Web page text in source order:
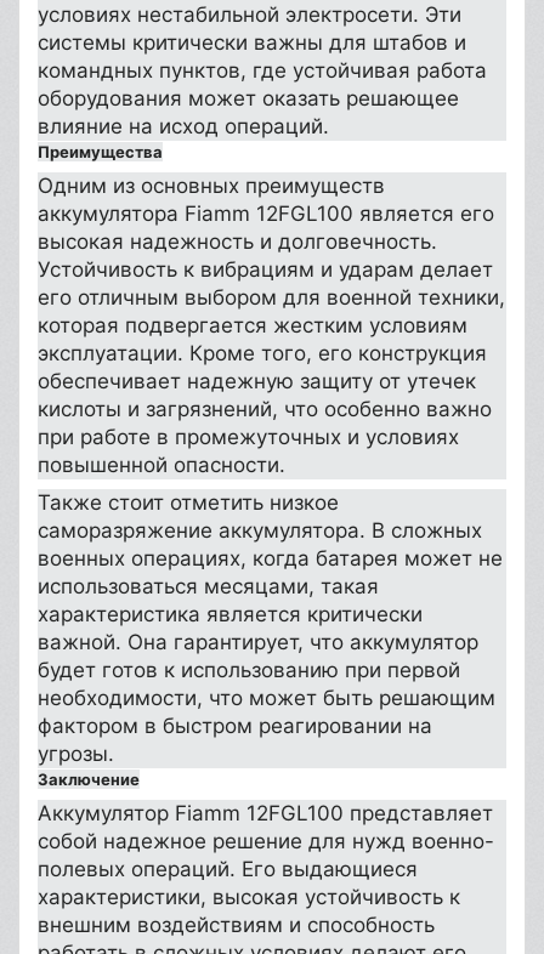
условиях нестабильной электросети. Эти
системы критически важны для штабов и
командных пунктов, где устойчивая работа
оборудования может оказать решающее
влияние на исход операций.
Преимущества
Одним из основных преимуществ
аккумулятора Fiamm 12FGL100 является его
высокая надежность и долговечность.
Устойчивость к вибрациям и ударам делает
его отличным выбором для военной техники,
которая подвергается жестким условиям
эксплуатации. Кроме того, его конструкция
обеспечивает надежную защиту от утечек
кислоты и загрязнений, что особенно важно
при работе в промежуточных и условиях
повышенной опасности.
Также стоит отметить низкое
саморазряжение аккумулятора. В сложных
военных операциях, когда батарея может не
использоваться месяцами, такая
характеристика является критически
важной. Она гарантирует, что аккумулятор
будет готов к использованию при первой
необходимости, что может быть решающим
фактором в быстром реагировании на
угрозы.
Заключение
Аккумулятор Fiamm 12FGL100 представляет
собой надежное решение для нужд военно-
полевых операций. Его выдающиеся
характеристики, высокая устойчивость к
внешним воздействиям и способность